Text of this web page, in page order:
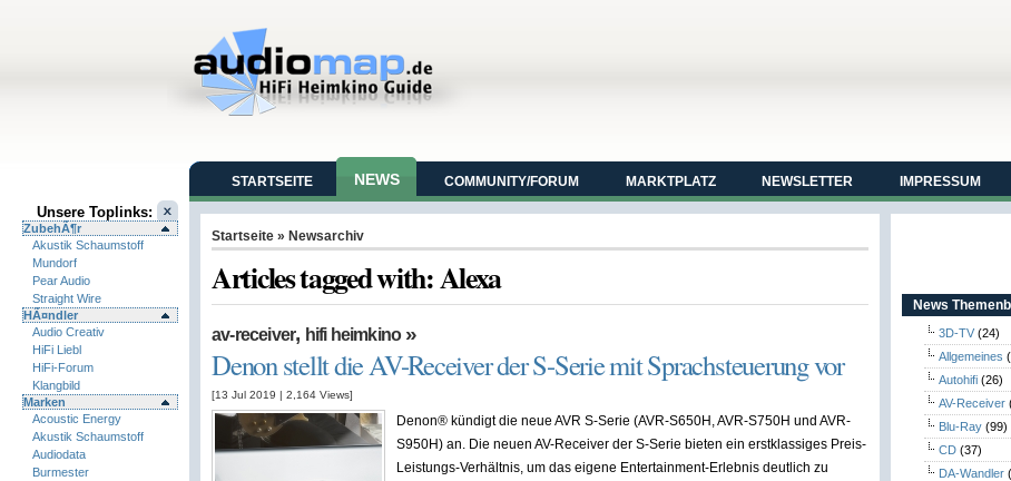
Unsere Toplinks:
ZubehÃ¶r
Akustik Schaumstoff
Mundorf
Pear Audio
Straight Wire
HÃ¤ndler
Audio Creativ
HiFi Liebl
HiFi-Forum
Klangbild
Marken
Acoustic Energy
Akustik Schaumstoff
Audiodata
Burmester
STARTSEITE NEWS COMMUNITY/FORUM MARKTPLATZ NEWSLETTER IMPRESSUM
Startseite » Newsarchiv
Articles tagged with: Alexa
av-receiver, hifi heimkino»
Denon stellt die AV-Receiver der S-Serie mit Sprachsteuerung vor
[13 Jul 2019 | 2,164 Views]
Denon® kündigt die neue AVR S-Serie (AVR-S650H, AVR-S750H und AVR-
S950H) an. Die neuen AV-Receiver der S-Serie bieten ein erstklassiges Preis-
Leistungs-Verhältnis, um das eigene Entertainment-Erlebnis deutlich zu
News
3D-TV (24)
Allgemeines
Autohifi (26)
AV-Receiver
Blu-Ray (99)
CD (37)
DA-Wandler